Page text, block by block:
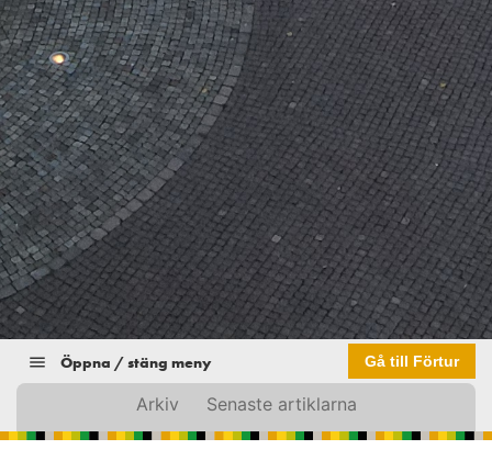
Öppna / stäng meny Gå till Förtur
Arkiv Senaste artiklarna